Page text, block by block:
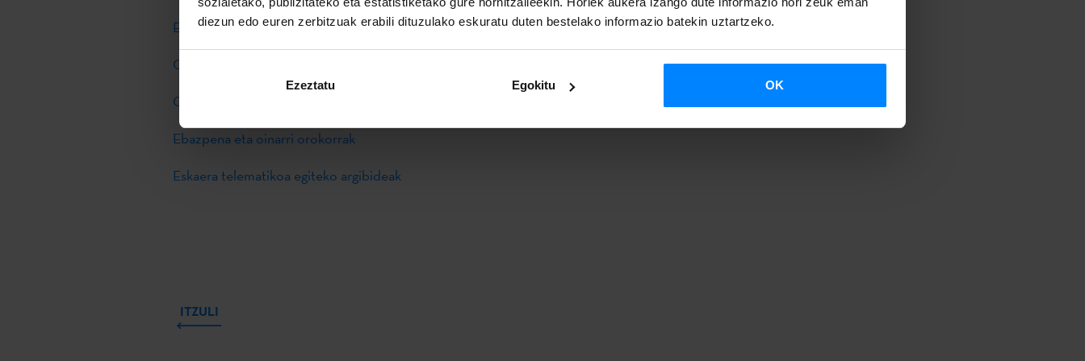
diezun edo euren zerbitzuak erabili dituzulako eskuratu duten bestelako informazio batekin uztartzeko.
Ezeztatu Egokitu OK
Eskaera orria
Oinarri espezifikoak
Oinarri orokorren aldaketa
Ebazpena eta oinarri orokorrak
Eskaera telematikoa egiteko argibideak
ITZULI